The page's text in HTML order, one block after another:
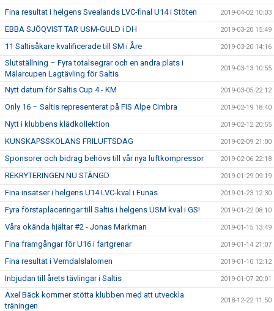
Fina resultat i helgens Svealands LVC-final U14 i Stöten 2019-04-02 10:03
EBBA SJÖQVIST TAR USM-GULD i DH 2019-03-20 15:49
11 Saltisåkare kvalificerade till SM i Åre 2019-03-20 14:16
Slutställning – Fyra totalsegrar och en andra plats i
Mälarcupen Lagtävling för Saltis
2019-03-13 10:55
Nytt datum för Saltis Cup 4 - KM 2019-03-05 22:12
Only 16 – Saltis representerat på FIS Alpe Cimbra 2019-02-19 18:40
Nytt i klubbens klädkollektion 2019-02-12 20:55
KUNSKAPSSKOLANS FRILUFTSDAG 2019-02-09 21:00
Sponsorer och bidrag behövs till vår nya luftkompressor 2019-02-06 22:18
REKRYTERINGEN NU STÄNGD 2019-01-29 09:19
Fina insatser i helgens U14 LVC-kval i Funäs 2019-01-23 12:30
Fyra förstaplaceringar till Saltis i helgens USM kval i GS! 2019-01-22 08:10
Våra okända hjältar #2 - Jonas Markman 2019-01-15 13:49
Fina framgångar för U16 i fartgrenar 2019-01-14 21:07
Fina resultat i Vemdalslalomen 2019-01-10 12:12
Inbjudan till årets tävlingar i Saltis 2019-01-07 20:01
Axel Bäck kommer stötta klubben med att utveckla
träningen
2018-12-22 11:50